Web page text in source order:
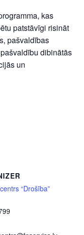
kas
patstāvīgi risināt
pašvaldības
dibinātās
un
“Drošība”